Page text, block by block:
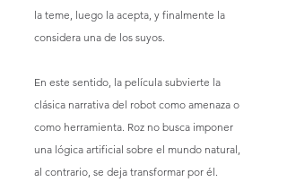
la teme, luego la acepta, y finalmente la
considera una de los suyos.
En este sentido, la película subvierte la
clásica narrativa del robot como amenaza o
como herramienta. Roz no busca imponer
una lógica artificial sobre el mundo natural,
al contrario, se deja transformar por él.